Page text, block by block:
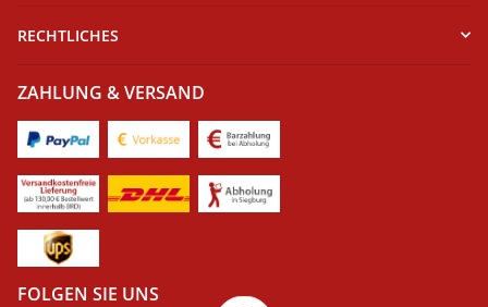
RECHTLICHES
ZAHLUNG & VERSAND
FOLGEN SIE UNS